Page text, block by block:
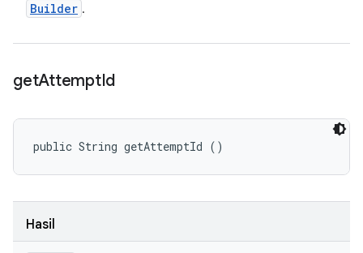
Builder .
getAttemptId
public String getAttemptId ()
Hasil